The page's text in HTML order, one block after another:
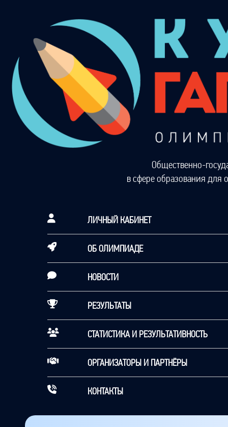
Общественно-
в сфере образования для
ЛИЧНЫЙ КАБИНЕТ
ОБ ОЛИМПИАДЕ
НОВОСТИ
РЕЗУЛЬТАТЫ
СТАТИСТИКА И РЕЗУЛЬТАТИВНОСТЬ
ОРГАНИЗАТОРЫ И ПАРТНЁРЫ
КОНТАКТЫ